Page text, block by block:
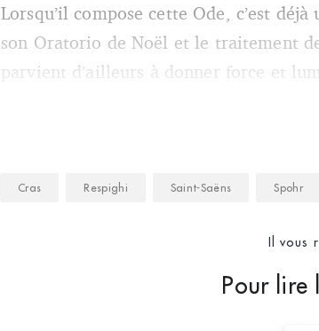
Lorsqu’il compose cette Ode, c’est
son Oratorio de Noël et le traitement
parvient d’ailleurs à donner force et
Cras Respighi Saint-Saëns Spohr
Il vous
Pour lire